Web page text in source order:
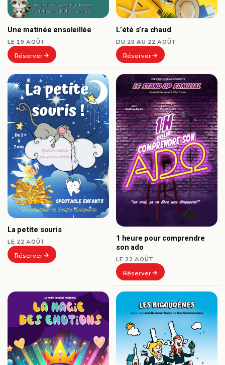
Une matinée ensoleillée
LE 19 AOÛT
Réserver
L’été s’ra chaud
DU 20 AU 22 AOÛT
Réserver
La petite souris
LE 22 AOÛT
Réserver
1 heure pour comprendre
son ado
LE 22 AOÛT
Réserver